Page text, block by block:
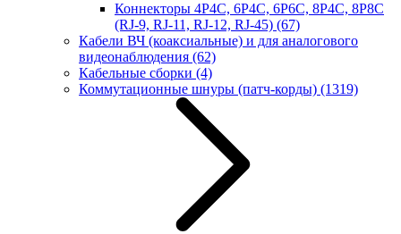
Коннекторы 4P4C, 6P4C, 6P6C, 8P4C, 8P8C
(RJ-9, RJ-11, RJ-12, RJ-45) (67)
Кабели ВЧ (коаксиальные) и для аналогового
видеонаблюдения (62)
Кабельные сборки (4)
Коммутационные шнуры (патч-корды) (1319)